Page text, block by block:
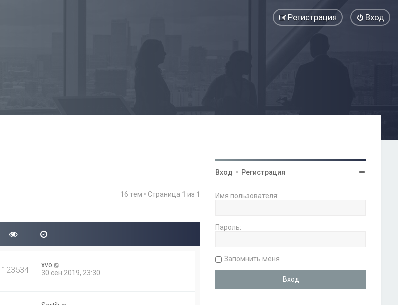
Вход
Регистрация
16 тем • Страница 1 из 1
123534
xvo
30 сен 2019, 23:30
Вход • Регистрация
Имя пользователя:
Пароль:
Запомнить меня